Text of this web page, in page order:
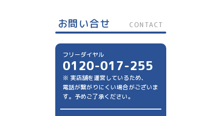
CONTACT
お問い合せ
フリーダイヤル
0120-017-255
※ 実店舗を運営しているため、
電話が繋がりにくい場合がございま
す。予めご了承ください。